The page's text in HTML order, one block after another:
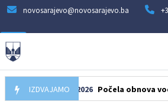
novosarajevo@novosarajevo.ba
IZDVAJAMO
05.08.2026 Počela obnova vodovodne